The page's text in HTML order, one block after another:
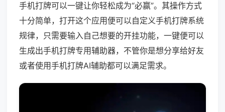
手机打牌可以一键让你轻松成为“必赢”。其操作方式
十分简单，打开这个应用便可以自定义手机打牌系统
规律，只需要输入自己想要的开挂功能，一键便可以
生成出手机打牌专用辅助器，不管你是想分享给好友
或者使用手机打牌AI辅助都可以满足需求。